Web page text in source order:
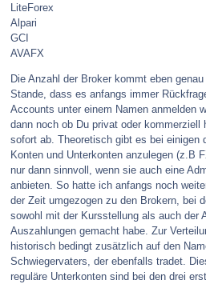
LiteForex
Alpari
GCI
AVAFX
Die Anzahl der Broker kommt eben
Stande, dass es anfangs immer
Accounts unter einem Namen anmelden
dann noch ob Du privat oder kommerziell
sofort ab. Theoretisch gibt es bei einigen
Konten und Unterkonten anzulegen (z.B
nur dann sinnvoll, wenn sie auch eine
anbieten. So hatte ich anfangs noch
der Zeit umgezogen zu den Brokern, bei
sowohl mit der Kursstellung als auch der
Auszahlungen gemacht habe. Zur
historisch bedingt zusätzlich auf den
Schwiegervaters, der ebenfalls tradet.
reguläre Unterkonten sind bei den drei